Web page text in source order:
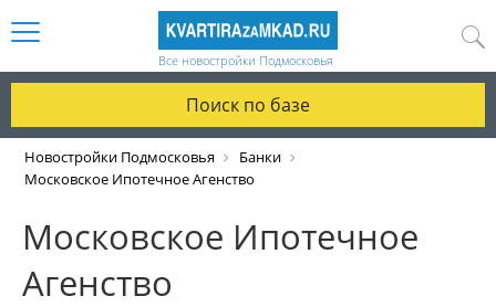
Все новостройки Подмосковья
Поиск по базе
Новостройки Подмосковья
Банки
Московское Ипотечное Агенство
Московское Ипотечное
Агенство